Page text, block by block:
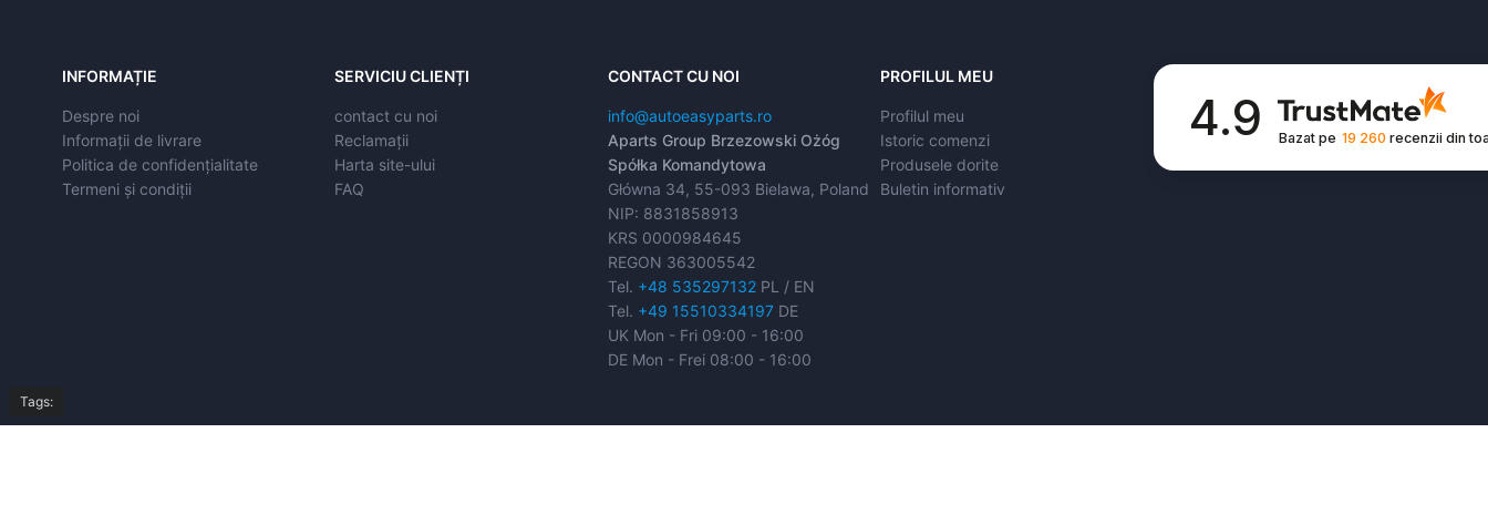
INFORMAȚIE
Despre noi
Informații de livrare
Politica de confidențialitate
Termeni și condiții
SERVICIU CLIENȚI
contact cu noi
Reclamații
Harta site-ului
FAQ
CONTACT CU NOI
info@autoeasyparts.ro
Aparts Group Brzezowski Ożóg
Spółka Komandytowa
Główna 34, 55-093 Bielawa, Poland
NIP: 8831858913
KRS 0000984645
REGON 363005542
Tel. +48 535297132PL / EN
Tel. +49 15510334197DE
UK Mon - Fri 09:00 - 16:00
DE Mon - Frei 08:00 - 16:00
PROFILUL MEU
Profilul meu
Istoric comenzi
Produsele dorite
Buletin informativ
4.9 Bazat pe 19 260 recenzii din
Tags: